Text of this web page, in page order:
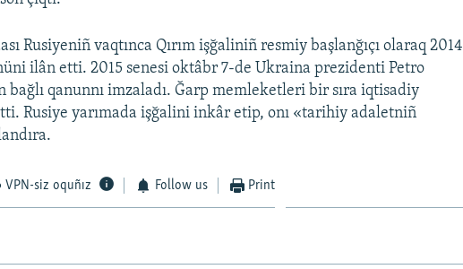
Rusiyeniñ vaqtınca Qırım işğaliniñ resmiy başlanğıçı olaraq 2014
ilân etti. 2015 senesi oktâbr 7-de Ukraina prezidenti Petro
bağlı qanunnı imzaladı. Ğarp memleketleri bir sıra iqtisadiy
Rusiye yarımada işğalini inkâr etip, onı «tarihiy adaletniñ
VPN-siz oquñız Follow us Print